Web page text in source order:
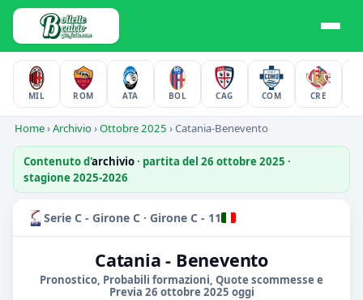
MIL ROM ATA BOL CAG COM CRE
Home›Archivio›Ottobre 2025 ›Catania-Benevento
Contenuto d'archivio· partita del 26 ottobre 2025 ·
stagione 2025-2026
Serie C - Girone C · Girone C - 11
Catania - Benevento
Pronostico, Probabili formazioni, Quote scommesse e
Previa 26 ottobre 2025 oggi